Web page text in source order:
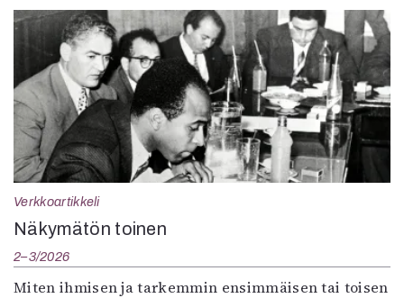
Verkkoartikkeli
Näkymätön toinen
2–3/2026
Miten ihmisen ja tarkemmin ensimmäisen tai toisen